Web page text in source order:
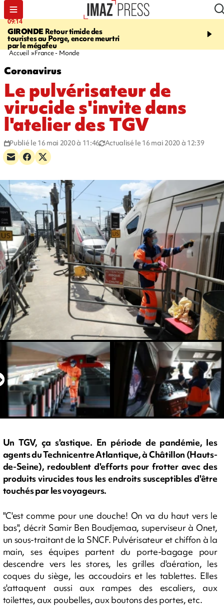
09:14
GIRONDE Retour timide des
touristes au Porge, encore meurtri
par le mégafeu
13:09
Des
font cinq morts en
Accueil France - Monde
Coronavirus
Le pulvérisateur de
virucide s'invite dans
l'atelier des TGV
Publié le 16 mai 2020 à 11:46 Actualisé le 16 mai 2020 à 12:39
Un TGV, ça s'astique. En période de pandémie, les
agents du Technicentre Atlantique, à Châtillon (Hauts-
de-Seine), redoublent d'efforts pour frotter avec des
produits virucides tous les endroits susceptibles d'être
touchés par les voyageurs.
"C'est comme pour une douche! On va du haut vers le
bas", décrit Samir Ben Boudjemaa, superviseur à Onet,
un sous-traitant de la SNCF. Pulvérisateur et chiffon à la
main, ses équipes partent du porte-bagage pour
descendre vers les stores, les grilles d'aération, les
coques du siège, les accoudoirs et les tablettes. Elles
s'attaquent aussi aux rampes des escaliers, aux
toilettes, aux poubelles, aux boutons des portes, etc.